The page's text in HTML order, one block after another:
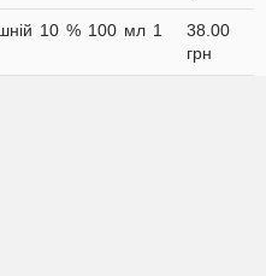
10 % 100 мл 1
38.00
грн